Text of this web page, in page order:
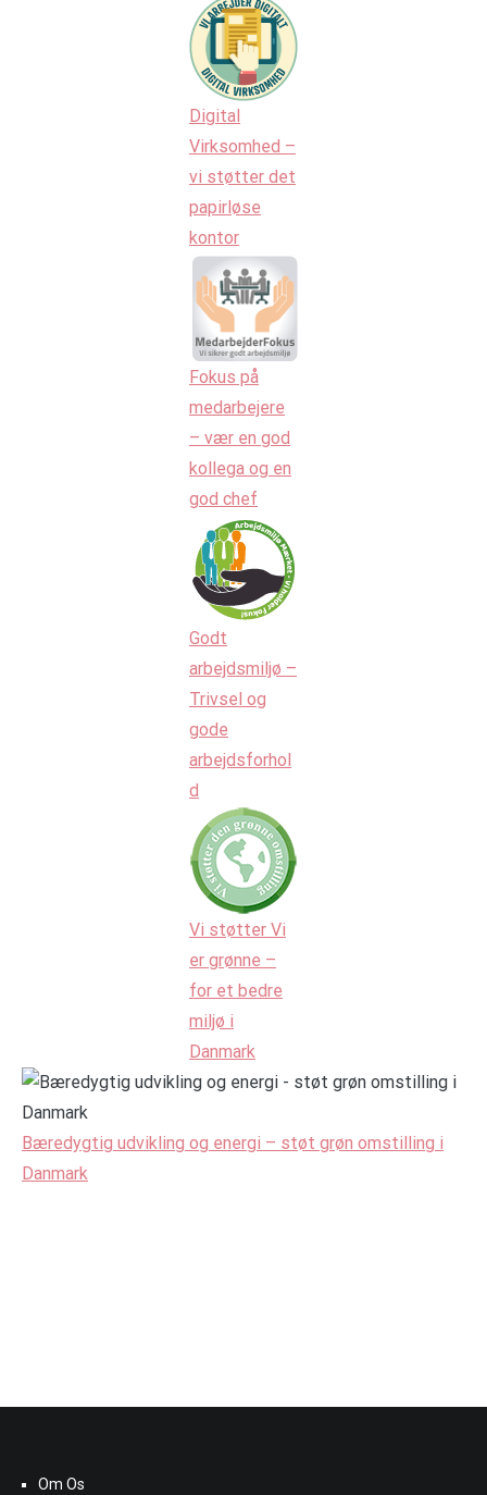
Digital
Virksomhed –
vi støtter det
papirløse
kontor
Fokus på
medarbejere
– vær en god
kollega og en
god chef
Godt
arbejdsmiljø –
Trivsel og
gode
arbejdsforhol
d
Vi støtter Vi
er grønne –
for et bedre
miljø i
Danmark
Bæredygtig udvikling og energi – støt grøn omstilling i
Danmark
Om Os